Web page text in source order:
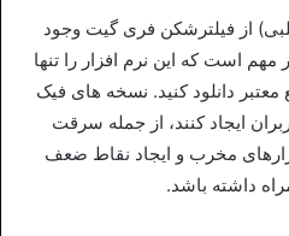
از فیلترشکن فری‌ گیت وجود
است که این نرم‌ افزار را تنها
دانلود کنید. نسخه‌ های فیک
ایجاد کنند، از جمله سرقت
مخرب و ایجاد نقاط ضعف
داشته باشد.